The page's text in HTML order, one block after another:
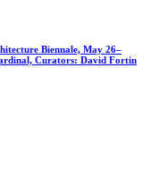
Biennale, May 26–
Curators: David Fortin